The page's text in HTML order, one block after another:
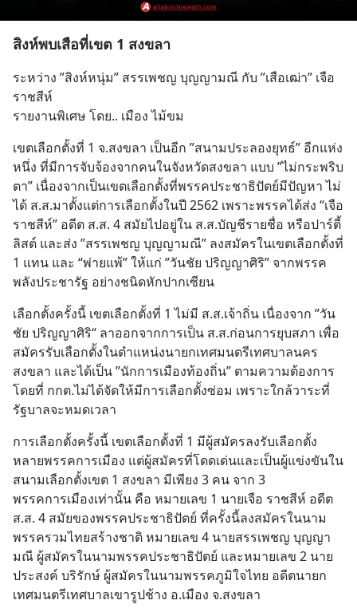
สิงห์พบเสือที่เขต 1 สงขลา
ระหว่าง ”สิงห์หนุ่ม” สรรเพชญ บุญญามณี กับ ”เสือเฒ่า” เจือ
ราชสีห์
รายงานพิเศษ โดย.. เมือง ไม้ขม
เขตเลือกตั้งที่ 1 จ.สงขลา เป็นอีก ”สนามประลองยุทธ์” อีกแห่ง
หนึ่ง ที่มีการจับจ้องจากคนในจังหวัดสงขลา แบบ ”ไม่กระพริบ
ตา” เนื่องจากเป็นเขตเลือกตั้งที่พรรคประชาธิปัตย์มีปัญหา ไม่
ได้ ส.ส.มาตั้งแต่การเลือกตั้งในปี 2562 เพราะพรรคได้ส่ง “เจือ
ราชสีห์” อดีต ส.ส. 4 สมัยไปอยู่ใน ส.ส.บัญชีรายชื่อ หรือปาร์ตี้
ลิสต์ และส่ง ”สรรเพชญ บุญญามณี” ลงสมัครในเขตเลือกตั้งที่
1 แทน และ “พ่ายแพ้” ให้แก่ ”วันชัย ปริญญาศิริ” จากพรรค
พลังประชารัฐ อย่างชนิดหักปากเซียน
เลือกตั้งครั้งนี้ เขตเลือกตั้งที่ 1 ไม่มี ส.ส.เจ้าถิ่น เนื่องจาก ”วัน
ชัย ปริญญาศิริ“ ลาออกจากการเป็น ส.ส.ก่อนการยุบสภา เพื่อ
สมัครรับเลือกตั้งในตำแหน่งนายกเทศมนตรีเทศบาลนคร
สงขลา และได้เป็น ”นักการเมืองท้องถิ่น” ตามความต้องการ
โดยที่ กกต.ไม่ได้จัดให้มีการเลือกตั้งซ่อม เพราะใกล้วาระที่
รัฐบาลจะหมดเวลา
การเลือกตั้งครั้งนี้ เขตเลือกตั้งที่ 1 มีผู้สมัครลงรับเลือกตั้ง
หลายพรรคการเมือง แต่ผู้สมัครที่โดดเด่นและเป็นผู้แข่งขันใน
สนามเลือกตั้งเขต 1 สงขลา มีเพียง 3 คน จาก 3
พรรคการเมืองเท่านั้น คือ หมายเลข 1 นายเจือ ราชสีห์ อดีต
ส.ส. 4 สมัยของพรรคประชาธิปัตย์ ที่ครั้งนี้ลงสมัครในนาม
พรรครวมไทยสร้างชาติ หมายเลข 4 นายสรรเพชญ บุญญา
มณี ผู้สมัครในนามพรรคประชาธิปัตย์ และหมายเลข 2 นาย
ประสงค์ บริรักษ์ ผู้สมัครในนามพรรคภูมิใจไทย อดีตนายก
เทศมนตรีเทศบาลเขารูปช้าง อ.เมือง จ.สงขลา